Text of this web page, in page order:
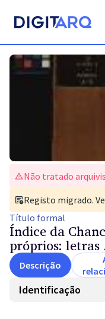
Não tratado
Registo migrado.
Título formal
Índice da
próprios: letras
Descrição
Identificação